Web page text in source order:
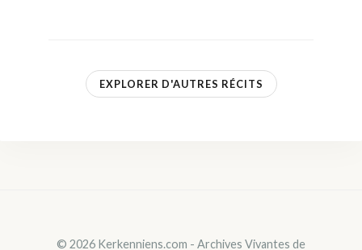
EXPLORER D'AUTRES RÉCITS
© 2026 Kerkenniens.com - Archives Vivantes de